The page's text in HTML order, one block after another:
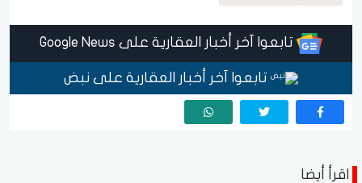
تابعوا آخر أخبار العقارية على Google News
تابعوا آخر أخبار العقارية على نبض
اقرأ أيضا